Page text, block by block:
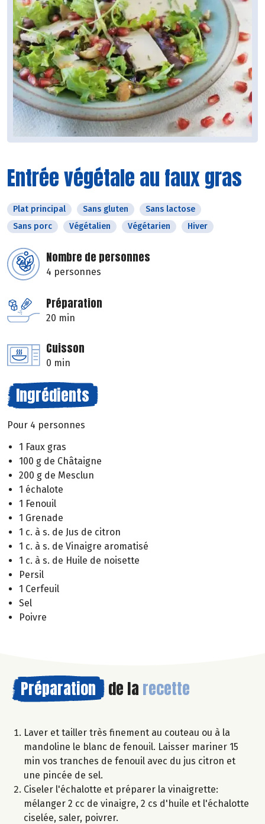
Entrée végétale au faux gras
Plat principal Sans gluten
Sans lactose
Sans porc
Végétalien Végétarien Hiver
Nombre de personnes
4 personnes
Préparation
20 min
Cuisson
0 min
Ingrédients
Pour 4 personnes
1 Faux gras
100 g de Châtaigne
200 g de Mesclun
1 échalote
1 Fenouil
1 Grenade
1 c. à s. de Jus de citron
1 c. à s. de Vinaigre aromatisé
1 c. à s. de Huile de noisette
Persil
1 Cerfeuil
Sel
Poivre
Préparation de la recette
Laver et tailler très finement au couteau ou à la
mandoline le blanc de fenouil. Laisser mariner 15
min vos tranches de fenouil avec du jus citron et
une pincée de sel.
Ciseler l'échalotte et préparer la vinaigrette:
mélanger 2 cc de vinaigre, 2 cs d'huile et l'échalotte
ciselée, saler, poivrer.